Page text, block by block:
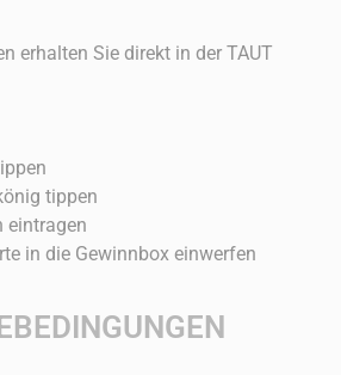
erhalten Sie direkt in der TAUT
tippen
eintragen
in die Gewinnbox einwerfen